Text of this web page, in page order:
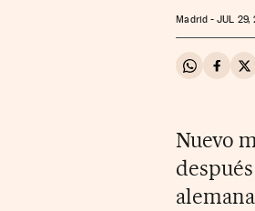
Madrid -JUL 29,
Compartir
Nuevo